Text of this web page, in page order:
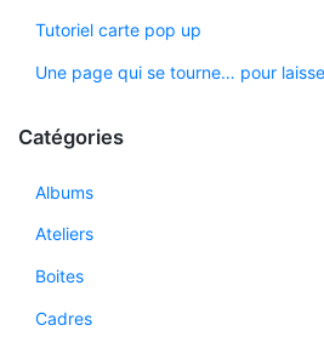
Tutoriel carte pop up
Une page qui se tourne… pour
Catégories
Albums
Ateliers
Boites
Cadres